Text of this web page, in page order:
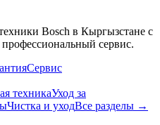
Bosch в Кыргызстане с
профессиональный сервис.
Сервис
техникаУход за
Чистка и уходВсе разделы →